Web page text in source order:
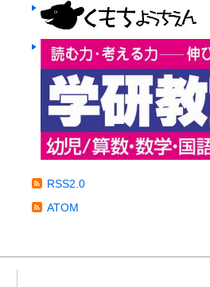
RSS2.0
ATOM